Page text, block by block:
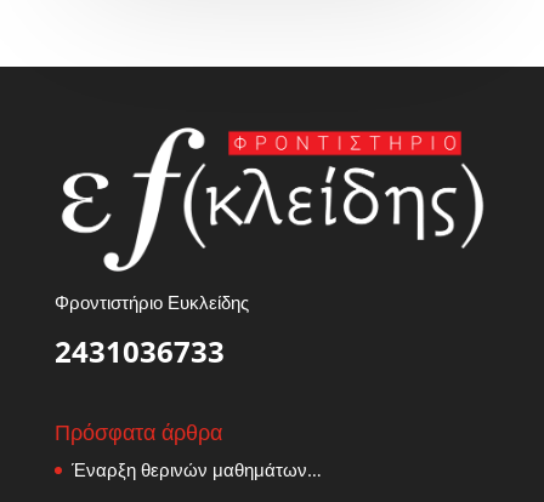
Φροντιστήριο Ευκλείδης
2431036733
Πρόσφατα άρθρα
Έναρξη θερινών μαθημάτων…